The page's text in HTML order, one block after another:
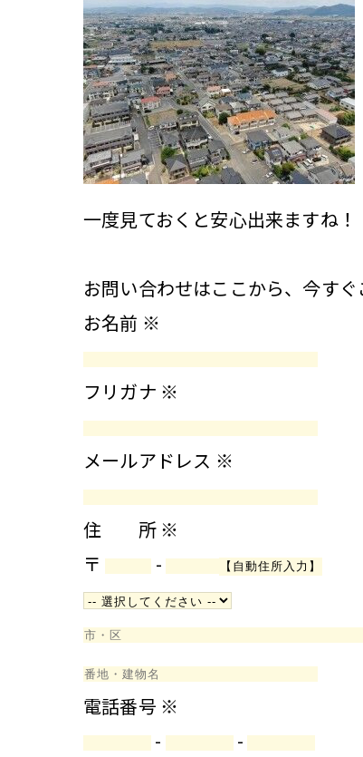
一度見ておくと安心出来ますね！
お問い合わせはここから、今すぐ
お名前 ※
フリガナ ※
メールアドレス ※
住 所 ※
〒
-
電話番号 ※
-
-